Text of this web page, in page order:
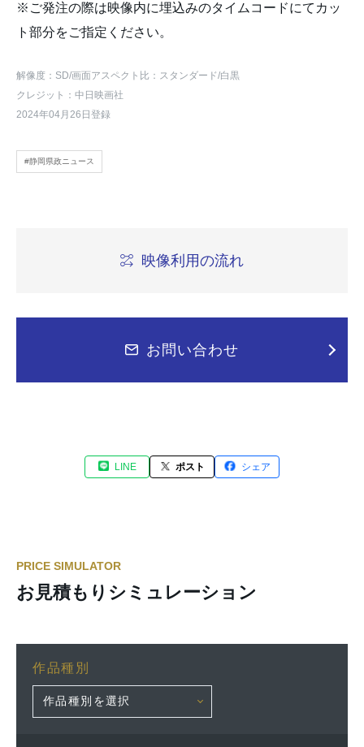
※ご発注の際は映像内に埋込みのタイムコードにてカッ
ト部分をご指定ください。
解像度：SD/画面アスペクト比：スタンダード/白黒
クレジット：中日映画社
2024年04月26日登録
#静岡県政ニュース
映像利用の流れ
お問い合わせ
LINE ポスト シェア
PRICE SIMULATOR
お見積もりシミュレーション
作品種別